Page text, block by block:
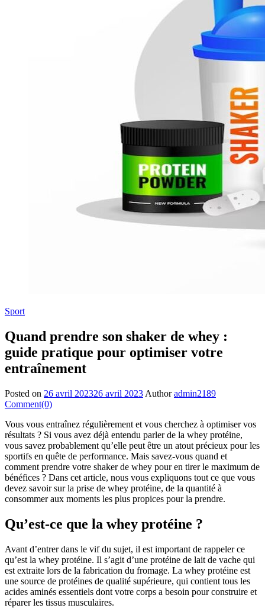
Sport
Quand prendre son shaker de whey :
guide pratique pour optimiser votre
entraînement
Posted on 26 avril 202326 avril 2023 Author admin2189
Comment(0)
Vous vous entraînez régulièrement et vous cherchez à optimiser vos
résultats ? Si vous avez déjà entendu parler de la whey protéine,
vous savez probablement qu’elle peut être un atout précieux pour les
sportifs en quête de performance. Mais savez-vous quand et
comment prendre votre shaker de whey pour en tirer le maximum de
bénéfices ? Dans cet article, nous vous expliquons tout ce que vous
devez savoir sur la prise de whey protéine, de la quantité à
consommer aux moments les plus propices pour la prendre.
Qu’est-ce que la whey protéine ?
Avant d’entrer dans le vif du sujet, il est important de rappeler ce
qu’est la whey protéine. Il s’agit d’une protéine de lait de vache qui
est extraite lors de la fabrication du fromage. La whey protéine est
une source de protéines de qualité supérieure, qui contient tous les
acides aminés essentiels dont votre corps a besoin pour construire et
réparer les tissus musculaires.